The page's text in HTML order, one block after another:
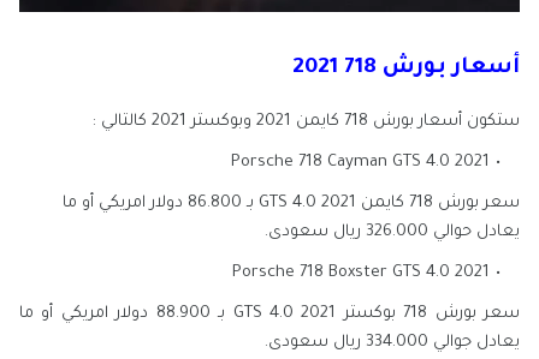
أسعار بورش 718 2021
ستكون أسعار بورش 718 كايمن 2021 وبوكستر 2021 كالتالي :
2021 Porsche 718 Cayman GTS 4.0
سعر بورش 718 كايمن GTS 4.0 2021 بـ 86.800 دولار امريكي أو ما
يعادل حوالي 326.000 ريال سعودى.
2021 Porsche 718 Boxster GTS 4.0
سعر بورش 718 بوكستر GTS 4.0 2021 بـ 88.900 دولار امريكي أو ما
يعادل جوالي 334.000 ريال سعودى.